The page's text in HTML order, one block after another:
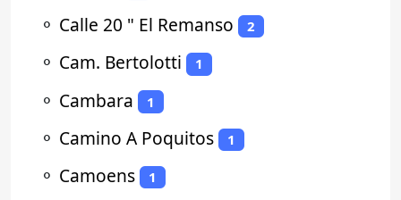
⚬ Calle 20 " El Remanso 2
⚬ Cam. Bertolotti 1
⚬ Cambara 1
⚬ Camino A Poquitos 1
⚬ Camoens 1